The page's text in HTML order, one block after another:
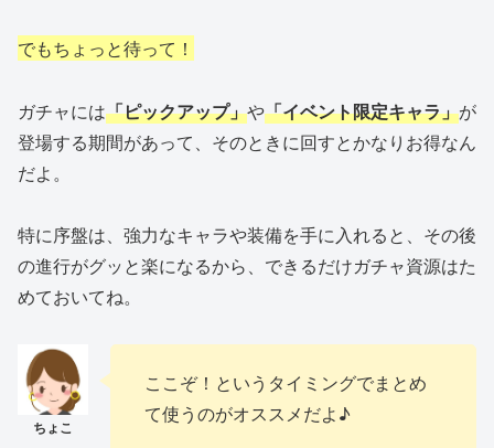
でもちょっと待って！
ガチャには「ピックアップ」や「イベント限定キャラ」が
登場する期間があって、そのときに回すとかなりお得なん
だよ。
特に序盤は、強力なキャラや装備を手に入れると、その後
の進行がグッと楽になるから、できるだけガチャ資源はた
めておいてね。
ここぞ！というタイミングでまとめ
て使うのがオススメだよ♪